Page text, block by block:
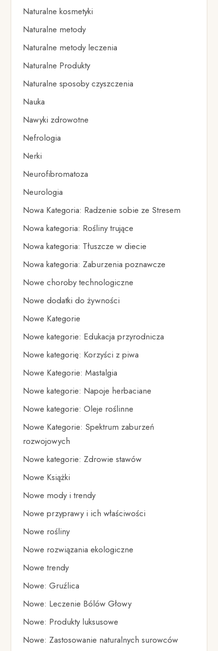
Naturalne kosmetyki
Naturalne metody
Naturalne metody leczenia
Naturalne Produkty
Naturalne sposoby czyszczenia
Nauka
Nawyki zdrowotne
Nefrologia
Nerki
Neurofibromatoza
Neurologia
Nowa Kategoria: Radzenie sobie ze Stresem
Nowa kategoria: Rośliny trujące
Nowa kategoria: Tłuszcze w diecie
Nowa kategoria: Zaburzenia poznawcze
Nowe choroby technologiczne
Nowe dodatki do żywności
Nowe Kategorie
Nowe kategorie: Edukacja przyrodnicza
Nowe kategorię: Korzyści z piwa
Nowe Kategorie: Mastalgia
Nowe kategorie: Napoje herbaciane
Nowe kategorie: Oleje roślinne
Nowe Kategorie: Spektrum zaburzeń
rozwojowych
Nowe kategorie: Zdrowie stawów
Nowe Książki
Nowe mody i trendy
Nowe przyprawy i ich właściwości
Nowe rośliny
Nowe rozwiązania ekologiczne
Nowe trendy
Nowe: Gruźlica
Nowe: Leczenie Bólów Głowy
Nowe: Produkty luksusowe
Nowe: Zastosowanie naturalnych surowców